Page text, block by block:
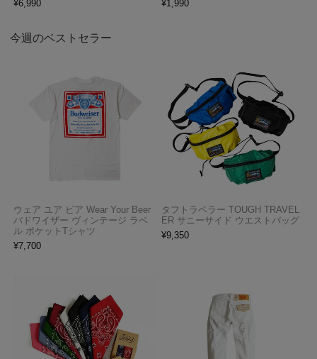
¥6,990
¥1,990
今週のベストセラー
ウェア ユア ビア Wear Your Beer
バドワイザー ヴィンテージ ラベ
ル ポケットTシャツ
¥7,700
タフトラベラー TOUGH TRAVEL
ER サニーサイド ウエストバッグ
¥9,350